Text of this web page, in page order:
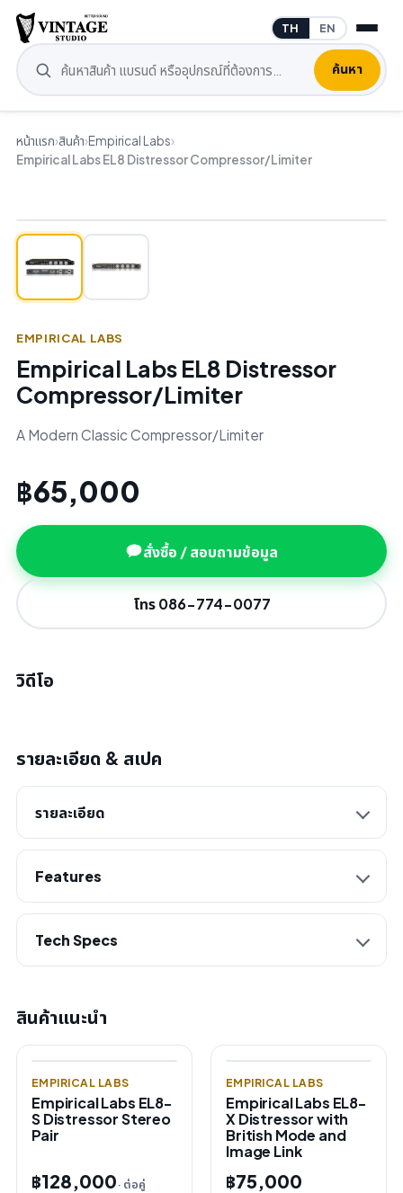
ค้นหา
TH EN
หน้าแรก›สินค้า›Empirical Labs›
Empirical Labs EL8 Distressor Compressor/Limiter
EMPIRICAL LABS
Empirical Labs EL8 Distressor
Compressor/Limiter
A Modern Classic Compressor/Limiter
฿65,000
สั่งซื้อ / สอบถามข้อมูล
โทร 086-774-0077
วิดีโอ
รายละเอียด & สเปค
รายละเอียด
Features
Tech Specs
สินค้าแนะนำ
EMPIRICAL LABS
Empirical Labs EL8-
S Distressor Stereo
Pair
฿128,000· ต่อคู่
EMPIRICAL LABS
Empirical Labs EL8-
X Distressor with
British Mode and
Image Link
฿75,000